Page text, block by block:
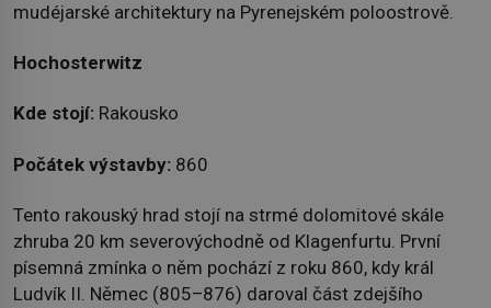
mudéjarské architektury na Pyrenejském poloostrově.
Hochosterwitz
Kde stojí: Rakousko
Počátek výstavby: 860
Tento rakouský hrad stojí na strmé dolomitové skále
zhruba 20 km severovýchodně od Klagenfurtu. První
písemná zmínka o něm pochází z roku 860, kdy král
Ludvík II. Němec (805–876) daroval část zdejšího